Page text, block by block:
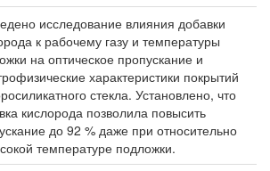
исследование влияния добавки
к рабочему газу и температуры
на оптическое пропускание и
характеристики покрытий
стекла. Установлено, что
кислорода позволила повысить
до 92 % даже при относительно
температуре подложки.